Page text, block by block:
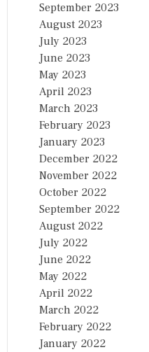
September 2023
August 2023
July 2023
June 2023
May 2023
April 2023
March 2023
February 2023
January 2023
December 2022
November 2022
October 2022
September 2022
August 2022
July 2022
June 2022
May 2022
April 2022
March 2022
February 2022
January 2022